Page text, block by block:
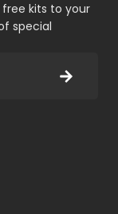
kits to your
special